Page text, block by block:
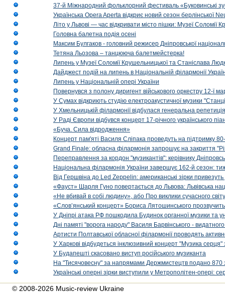
37-й Міжнародний фольклорний фестиваль «Буковинські
Українська Opera Aperta відкриє новий сезон берлінської
Літо у Львові — час відкривати місто пішки: Музеї Соломії
Головна балетна подія осені
Максим Булгаков - головний режисер Дніпровської
Тетяна Льозова – танцююча балетмейстерка!
Липень у Музеї Соломії Крушельницької та Станіслава
Дайджест подій на липень в Національній філармонії
Липень у Національній опері України
Повернувся з полону диригент військового оркестру 12-ї
У Сумах відкриють студію електроакустичної музики
У Хмельницькій філармонії відбулася генеральна
У Раді Європи відбувся концерт 17-річного українського
«Буча. Сила відродження»
Концерт пам'яті Василя Сліпака проведуть на підтримку
Grand Finale: обласна філармонія запрошує на закриття
Переправлення за кордон "музикантів": керівнику
Національна філармонія України завершує 162-й сезон:
Від Гершвіна до Led Zeppelin: американські зірки
«Фауст» Шарля Гуно повертається до Львова: Львівська
«Не вбивай в собі людину», або Про виклики сучасного світу
«Слов’янський концерт» Бориса Лятошинського
У Дніпрі атака РФ пошкодила Будинок органної музики та
Дні памяті "ворога народу" Василя Барвінського -
Артисти Полтавської обласної філармонії проводять
У Харкові відбудеться інклюзивний концерт "Музика
У Будапешті скасовано виступ російського музиканта
На "Тисячовесну" за напрямами Держмистецтв подано 870
Українські оперні зірки виступили у Метрополітен-опері:
© 2008-2026 Music-review Ukraine